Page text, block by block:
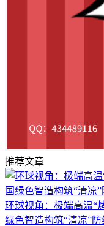
推荐文章
环球视角：极端高温“
绿色智造构筑“清凉”防